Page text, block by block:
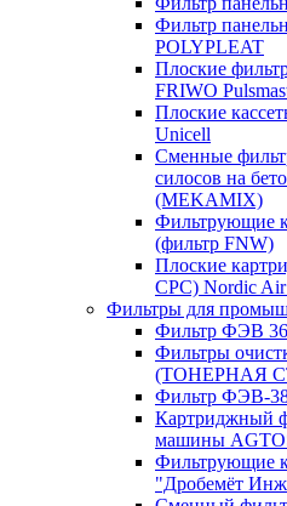
Фильтр
POLYPLEAT
Плоские
FRIWO
Плоские
Unicell
Сменные
силосов на
(MEKAMIX)
Фильтрующие
(фильтр FNW)
Плоские
СРС) Nordic Air
Фильтры для
Фильтр ФЭВ
Фильтры
(ТОНЕРНАЯ
Фильтр ФЭВ-
Картриджный
машины
Фильтрующие
"Дробемёт